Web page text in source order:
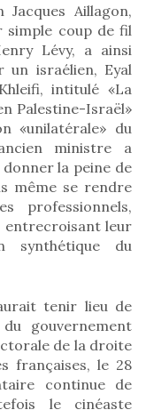
Aillagon,
simple coup de fil
Lévy, a ainsi
un israélien, Eyal
intitulé «La
Palestine-Israël»
«unilatérale» du
ministre a
la peine de
même se rendre
professionnels,
entrecroisant leur
synthétique du
tenir lieu de
gouvernement
de la droite
françaises, le 28
continue de
le cinéaste